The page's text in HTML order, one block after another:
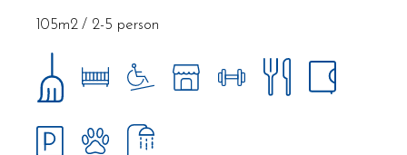
105m2 2-5 person